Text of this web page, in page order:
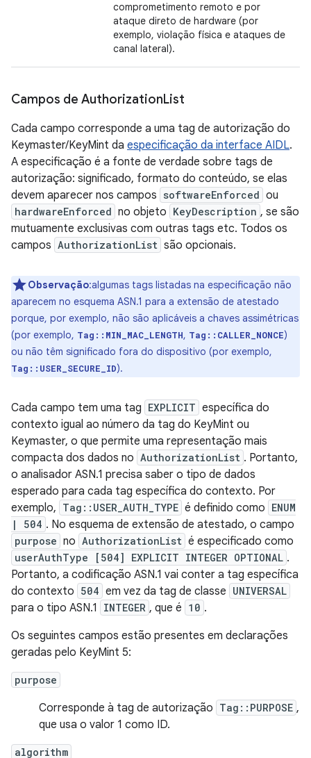
comprometimento remoto e por
ataque direto de hardware (por
exemplo, violação física e ataques de
canal lateral).
Campos de AuthorizationList
Cada campo corresponde a uma tag de autorização do
Keymaster/KeyMint da especificação da interface AIDL.
A especificação é a fonte de verdade sobre tags de
autorização: significado, formato do conteúdo, se elas
devem aparecer nos campos softwareEnforced ou
hardwareEnforced no objeto KeyDescription , se são
mutuamente exclusivas com outras tags etc. Todos os
campos AuthorizationList são opcionais.
Observação:algumas tags listadas na especificação não
aparecem no esquema ASN.1 para a extensão de atestado
porque, por exemplo, não são aplicáveis a chaves assimétricas
(por exemplo, Tag::MIN_MAC_LENGTH, Tag::CALLER_NONCE)
ou não têm significado fora do dispositivo (por exemplo,
Tag::USER_SECURE_ID).
Cada campo tem uma tag EXPLICIT específica do
contexto igual ao número da tag do KeyMint ou
Keymaster, o que permite uma representação mais
compacta dos dados no AuthorizationList . Portanto,
o analisador ASN.1 precisa saber o tipo de dados
esperado para cada tag específica do contexto. Por
exemplo, Tag::USER_AUTH_TYPE é definido como ENUM
| 504 . No esquema de extensão de atestado, o campo
purpose no AuthorizationList é especificado como
userAuthType [504] EXPLICIT INTEGER OPTIONAL .
Portanto, a codificação ASN.1 vai conter a tag específica
do contexto 504 em vez da tag de classe UNIVERSAL
para o tipo ASN.1 INTEGER , que é 10 .
Os seguintes campos estão presentes em declarações
geradas pelo KeyMint 5:
purpose
Corresponde à tag de autorização Tag::PURPOSE ,
que usa o valor 1 como ID.
algorithm